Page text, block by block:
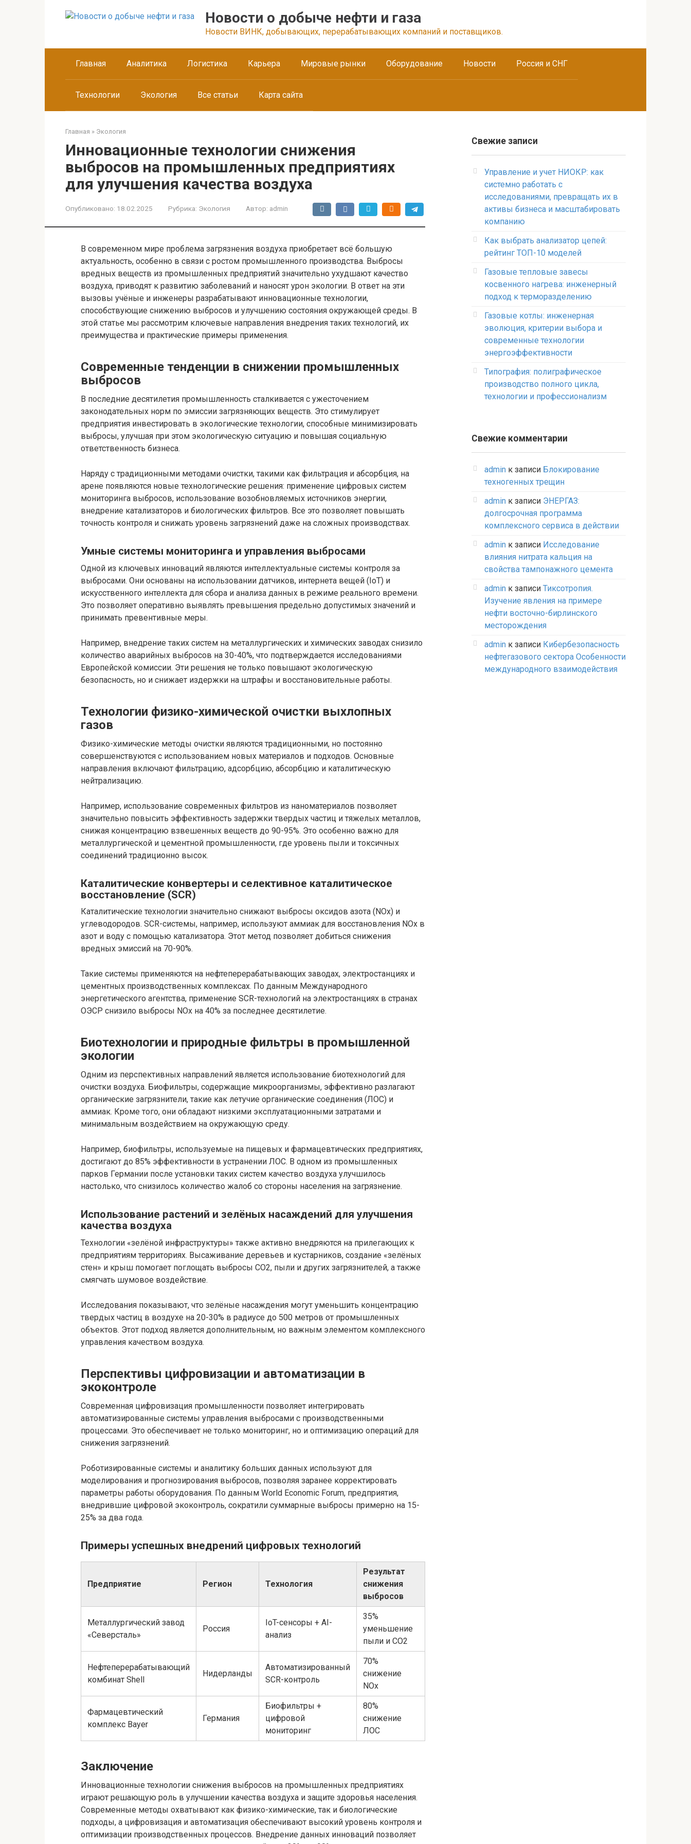
Новости о добыче нефти и газа
Новости ВИНК, добывающих, перерабатывающих компаний и поставщиков.
Главная Аналитика Логистика Карьера Мировые рынки Оборудование Новости Россия и СНГ
Технологии Экология Все статьи Карта сайта
Главная » Экология
Инновационные технологии снижения
выбросов на промышленных предприятиях
для улучшения качества воздуха
Опубликовано: 18.02.2025 Рубрика: Экология Автор: admin
В современном мире проблема загрязнения воздуха приобретает всё большую
актуальность, особенно в связи с ростом промышленного производства. Выбросы
вредных веществ из промышленных предприятий значительно ухудшают качество
воздуха, приводят к развитию заболеваний и наносят урон экологии. В ответ на эти
вызовы учёные и инженеры разрабатывают инновационные технологии,
способствующие снижению выбросов и улучшению состояния окружающей среды. В
этой статье мы рассмотрим ключевые направления внедрения таких технологий, их
преимущества и практические примеры применения.
Современные тенденции в снижении промышленных
выбросов
В последние десятилетия промышленность сталкивается с ужесточением
законодательных норм по эмиссии загрязняющих веществ. Это стимулирует
предприятия инвестировать в экологические технологии, способные минимизировать
выбросы, улучшая при этом экологическую ситуацию и повышая социальную
ответственность бизнеса.
Наряду с традиционными методами очистки, такими как фильтрация и абсорбция, на
арене появляются новые технологические решения: применение цифровых систем
мониторинга выбросов, использование возобновляемых источников энергии,
внедрение катализаторов и биологических фильтров. Все это позволяет повышать
точность контроля и снижать уровень загрязнений даже на сложных производствах.
Умные системы мониторинга и управления выбросами
Одной из ключевых инноваций являются интеллектуальные системы контроля за
выбросами. Они основаны на использовании датчиков, интернета вещей (IoT) и
искусственного интеллекта для сбора и анализа данных в режиме реального времени.
Это позволяет оперативно выявлять превышения предельно допустимых значений и
принимать превентивные меры.
Например, внедрение таких систем на металлургических и химических заводах снизило
количество аварийных выбросов на 30-40%, что подтверждается исследованиями
Европейской комиссии. Эти решения не только повышают экологическую
безопасность, но и снижает издержки на штрафы и восстановительные работы.
Технологии физико-химической очистки выхлопных
газов
Физико-химические методы очистки являются традиционными, но постоянно
совершенствуются с использованием новых материалов и подходов. Основные
направления включают фильтрацию, адсорбцию, абсорбцию и каталитическую
нейтрализацию.
Например, использование современных фильтров из наноматериалов позволяет
значительно повысить эффективность задержки твердых частиц и тяжелых металлов,
снижая концентрацию взвешенных веществ до 90-95%. Это особенно важно для
металлургической и цементной промышленности, где уровень пыли и токсичных
соединений традиционно высок.
Каталитические конвертеры и селективное каталитическое
восстановление (SCR)
Каталитические технологии значительно снижают выбросы оксидов азота (NOx) и
углеводородов. SCR-системы, например, используют аммиак для восстановления NOx в
азот и воду с помощью катализатора. Этот метод позволяет добиться снижения
вредных эмиссий на 70-90%.
Такие системы применяются на нефтеперерабатывающих заводах, электростанциях и
цементных производственных комплексах. По данным Международного
энергетического агентства, применение SCR-технологий на электростанциях в странах
ОЭСР снизило выбросы NOx на 40% за последнее десятилетие.
Биотехнологии и природные фильтры в промышленной
экологии
Одним из перспективных направлений является использование биотехнологий для
очистки воздуха. Биофильтры, содержащие микроорганизмы, эффективно разлагают
органические загрязнители, такие как летучие органические соединения (ЛОС) и
аммиак. Кроме того, они обладают низкими эксплуатационными затратами и
минимальным воздействием на окружающую среду.
Например, биофильтры, используемые на пищевых и фармацевтических предприятиях,
достигают до 85% эффективности в устранении ЛОС. В одном из промышленных
парков Германии после установки таких систем качество воздуха улучшилось
настолько, что снизилось количество жалоб со стороны населения на загрязнение.
Использование растений и зелёных насаждений для улучшения
качества воздуха
Технологии «зелёной инфраструктуры» также активно внедряются на прилегающих к
предприятиям территориях. Высаживание деревьев и кустарников, создание «зелёных
стен» и крыш помогает поглощать выбросы CO2, пыли и других загрязнителей, а также
смягчать шумовое воздействие.
Исследования показывают, что зелёные насаждения могут уменьшить концентрацию
твердых частиц в воздухе на 20-30% в радиусе до 500 метров от промышленных
объектов. Этот подход является дополнительным, но важным элементом комплексного
управления качеством воздуха.
Перспективы цифровизации и автоматизации в
экоконтроле
Современная цифровизация промышленности позволяет интегрировать
автоматизированные системы управления выбросами с производственными
процессами. Это обеспечивает не только мониторинг, но и оптимизацию операций для
снижения загрязнений.
Роботизированные системы и аналитику больших данных используют для
моделирования и прогнозирования выбросов, позволяя заранее корректировать
параметры работы оборудования. По данным World Economic Forum, предприятия,
внедрившие цифровой экоконтроль, сократили суммарные выбросы примерно на 15-
25% за два года.
Примеры успешных внедрений цифровых технологий
Предприятие Регион Технология
Результат
снижения
выбросов
Металлургический завод
«Северсталь»
Россия
IoT-сенсоры + AI-
анализ
35%
уменьшение
пыли и СО2
Нефтеперерабатывающий
комбинат Shell
Нидерланды
Автоматизированный
SCR-контроль
70%
снижение
NOx
Фармацевтический
комплекс Bayer
Германия
Биофильтры +
цифровой
мониторинг
80%
снижение
ЛОС
Заключение
Инновационные технологии снижения выбросов на промышленных предприятиях
играют решающую роль в улучшении качества воздуха и защите здоровья населения.
Современные методы охватывают как физико-химические, так и биологические
подходы, а цифровизация и автоматизация обеспечивают высокий уровень контроля и
оптимизации производственных процессов. Внедрение данных инноваций позволяет
Свежие записи
Управление и учет НИОКР: как
системно работать с
исследованиями, превращать их в
активы бизнеса и масштабировать
компанию
Как выбрать анализатор цепей:
рейтинг ТОП-10 моделей
Газовые тепловые завесы
косвенного нагрева: инженерный
подход к терморазделению
Газовые котлы: инженерная
эволюция, критерии выбора и
современные технологии
энергоэффективности
Типография: полиграфическое
производство полного цикла,
технологии и профессионализм
Свежие комментарии
admin к записи Блокирование
техногенных трещин
admin к записи ЭНЕРГАЗ:
долгосрочная программа
комплексного сервиса в действии
admin к записи Исследование
влияния нитрата кальция на
свойства тампонажного цемента
admin к записи Тиксотропия.
Изучение явления на примере
нефти восточно-бирлинского
месторождения
admin к записи Кибербезопасность
нефтегазового сектора Особенности
международного взаимодействия